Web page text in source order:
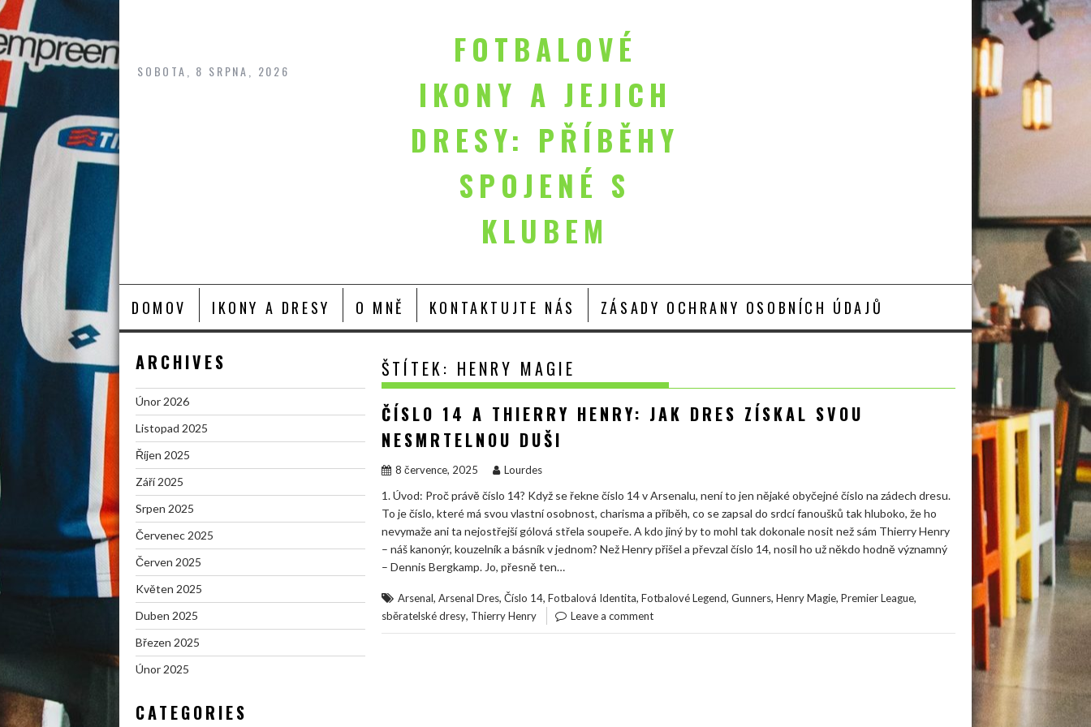
content
SOBOTA, 8 SRPNA, 2026
FOTBALOVÉ
IKONY A JEJICH
DRESY: PŘÍBĚHY
SPOJENÉ S
KLUBEM
DOMOV IKONY A DRESY O MNĚ KONTAKTUJTE NÁS ZÁSADY OCHRANY OSOBNÍCH ÚDAJŮ
ŠTÍTEK: HENRY MAGIE
ČÍSLO 14 A THIERRY HENRY: JAK DRES ZÍSKAL SVOU
NESMRTELNOU DUŠI
8 července, 2025 Lourdes
1. Úvod: Proč právě číslo 14? Když se řekne číslo 14 v Arsenalu, není to jen nějaké obyčejné číslo na zádech dresu.
To je číslo, které má svou vlastní osobnost, charisma a příběh, co se zapsal do srdcí fanoušků tak hluboko, že ho
nevymaže ani ta nejostřejší gólová střela soupeře. A kdo jiný by to mohl tak dokonale nosit než sám Thierry Henry
– náš kanonýr, kouzelník a básník v jednom? Než Henry přišel a převzal číslo 14, nosil ho už někdo hodně významný
– Dennis Bergkamp. Jo, přesně ten…
Arsenal, Arsenal Dres, Číslo 14, Fotbalová Identita, Fotbalové Legend, Gunners, Henry Magie, Premier League,
sběratelské dresy, Thierry Henry Leave a comment
ARCHIVES
Únor 2026
Listopad 2025
Říjen 2025
Září 2025
Srpen 2025
Červenec 2025
Červen 2025
Květen 2025
Duben 2025
Březen 2025
Únor 2025
CATEGORIES